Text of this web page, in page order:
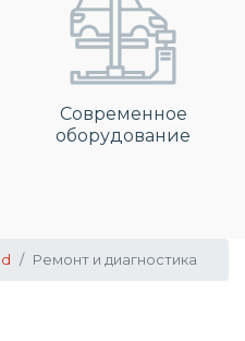
Современное
оборудование
Ремонт и диагностика